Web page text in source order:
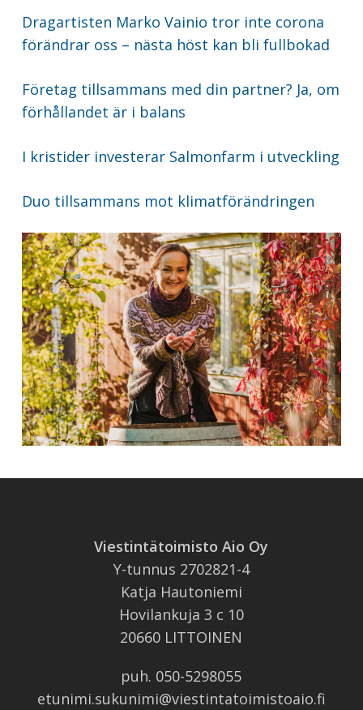
Dragartisten Marko Vainio tror inte corona
förändrar oss – nästa höst kan bli fullbokad
Företag tillsammans med din partner? Ja, om
förhållandet är i balans
I kristider investerar Salmonfarm i utveckling
Duo tillsammans mot klimatförändringen
Viestintätoimisto Aio Oy
Y-tunnus 2702821-4
Katja Hautoniemi
Hovilankuja 3 c 10
20660 LITTOINEN
puh. 050-5298055
etunimi.sukunimi@viestintatoimistoaio.fi